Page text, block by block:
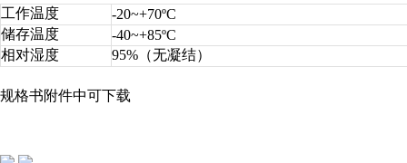
工作温度
-20~+70ºC
储存温度
-40~+85ºC
相对湿度
95%（无凝结）
规格书附件中可下载